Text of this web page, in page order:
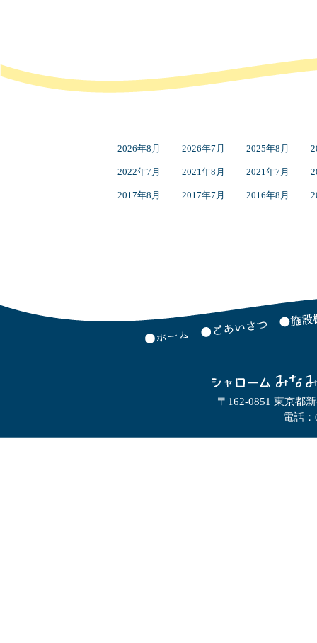
2026年8月 2026年7月 2025年8月
2022年7月 2021年8月 2021年7月
2017年8月 2017年7月 2016年8月
〒162-0851 東京都
電話